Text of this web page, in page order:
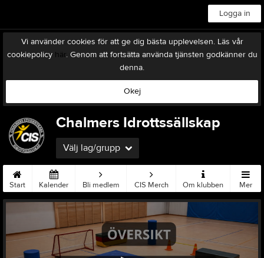
Logga in
Vi använder cookies för att ge dig bästa upplevelsen. Läs vår
cookiepolicy här. Genom att fortsätta använda tjänsten godkänner du
denna.
Okej
Chalmers Idrottssällskap
Välj lag/grupp
Start Kalender Bli medlem CIS Merch Om klubben Mer